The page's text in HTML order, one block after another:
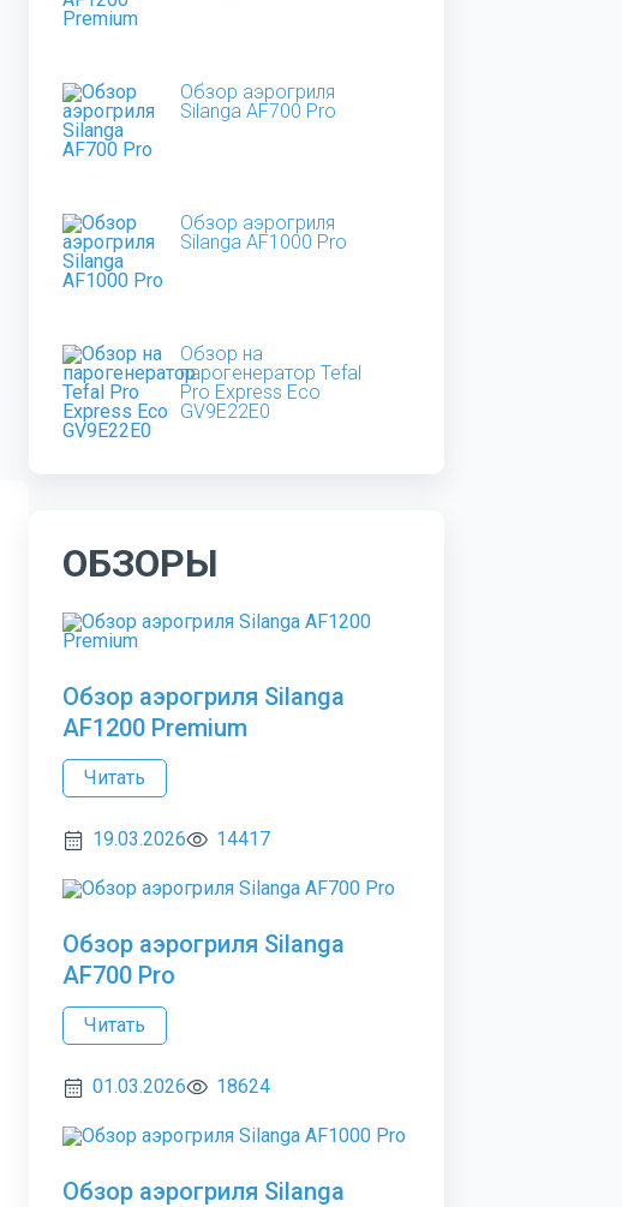
Обзор аэрогриля
Silanga AF700 Pro
Обзор аэрогриля
Silanga AF1000 Pro
Обзор на
парогенератор Tefal
Pro Express Eco
GV9E22E0
ОБЗОРЫ
Обзор аэрогриля Silanga
AF1200 Premium
Читать
19.03.2026 14417
Обзор аэрогриля Silanga
AF700 Pro
Читать
01.03.2026 18624
Обзор аэрогриля Silanga